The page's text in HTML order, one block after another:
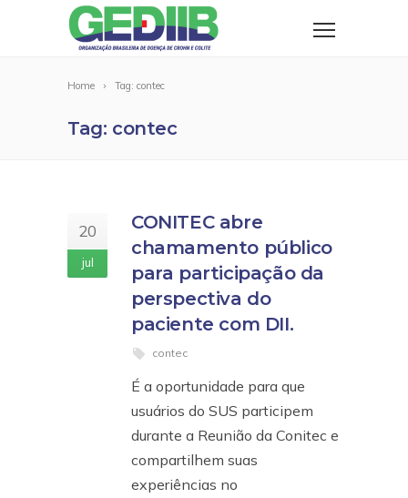
Home Tag: contec
Tag: contec
20
jul
CONITEC abre
chamamento público
para participação da
perspectiva do
paciente com DII.
contec
É a oportunidade para que
usuários do SUS participem
durante a Reunião da Conitec e
compartilhem suas
experiências no